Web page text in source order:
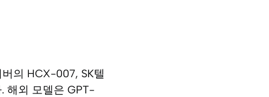
의 HCX-007, SK텔
해외 모델은 GPT-